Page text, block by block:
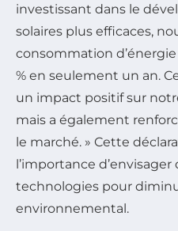
investissant dans le
solaires plus efficaces,
consommation
% en seulement un an.
un impact positif sur
mais a également
le marché. » Cette
l’importance
technologies pour
environnemental.